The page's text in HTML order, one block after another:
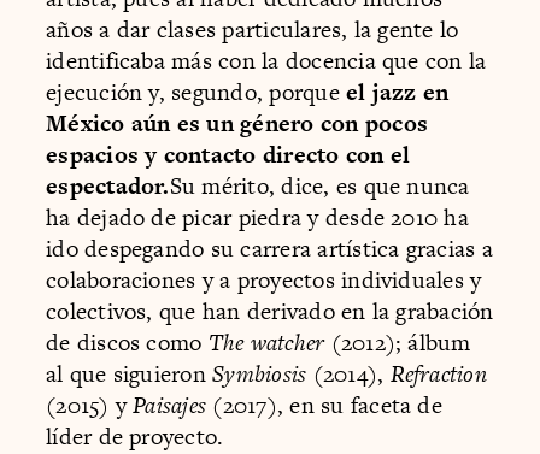
años a dar clases particulares, la gente lo
identificaba más con la docencia que con la
ejecución y, segundo, porqueel jazz en
México aún es un género con pocos
espacios y contacto directo con el
espectador.Su mérito, dice, es que nunca
ha dejado de picar piedra y desde 2010 ha
ido despegando su carrera artística gracias a
colaboraciones y a proyectos individuales y
colectivos, que han derivado en la grabación
de discos como The watcher (2012); álbum
al que siguieronSymbiosis (2014), Refraction
(2015) yPaisajes (2017), en su faceta de
líder de proyecto.